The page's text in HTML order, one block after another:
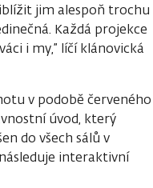
jim alespoň trochu
Každá projekce
i my,” líčí klánovická
v podobě červeného
úvod, který
do všech sálů v
interaktivní